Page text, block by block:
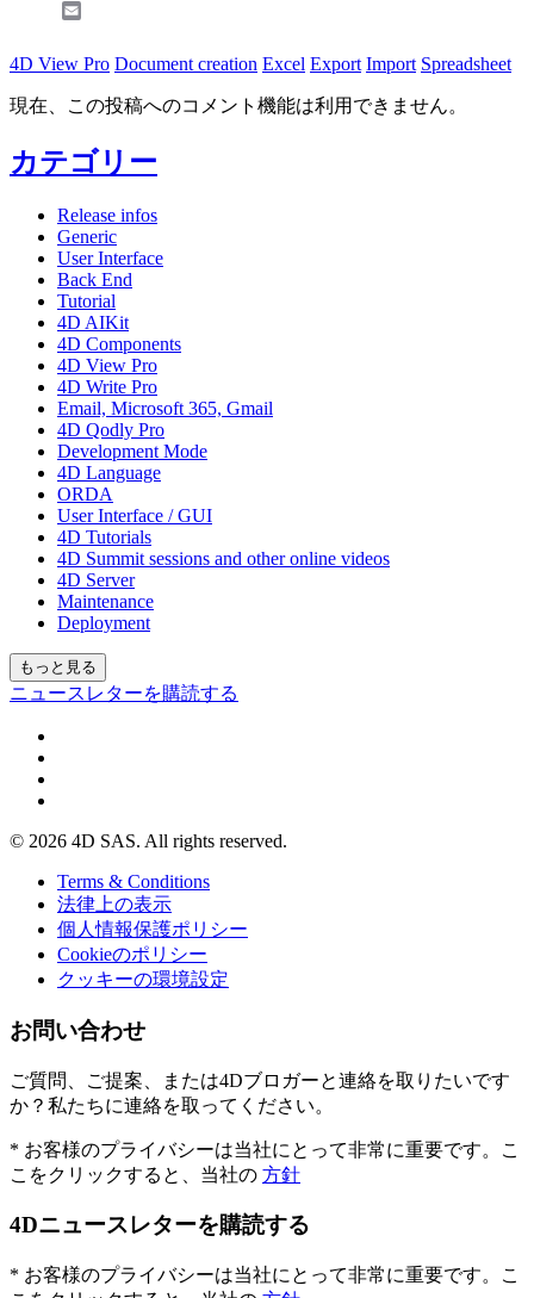
4D View Pro Document creation Excel Export Import Spreadsheet
現在、この投稿へのコメント機能は利用できません。
カテゴリー
Release infos
Generic
User Interface
Back End
Tutorial
4D AIKit
4D Components
4D View Pro
4D Write Pro
Email, Microsoft 365, Gmail
4D Qodly Pro
Development Mode
4D Language
ORDA
User Interface / GUI
4D Tutorials
4D Summit sessions and other online videos
4D Server
Maintenance
Deployment
もっと見る
ニュースレターを購読する
© 2026 4D SAS. All rights reserved.
Terms & Conditions
法律上の表示
個人情報保護ポリシー
Cookieのポリシー
クッキーの環境設定
お問い合わせ
ご質問、ご提案、または4Dブロガーと連絡を取りたいです
か？私たちに連絡を取ってください。
* お客様のプライバシーは当社にとって非常に重要です。こ
こをクリックすると、当社の 方針
4Dニュースレターを購読する
* お客様のプライバシーは当社にとって非常に重要です。こ